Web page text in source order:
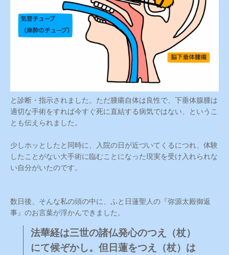
と診断・指示されました。ただ腫瘍自体は良性で、下垂体腺腫は
適切な手術をすれば今すぐ死に直結する病気ではない、というこ
とも伝えられました。
少しホッとしたと同時に、入院の日が近づいてくるにつれ、体験
したことがない大手術に臨むことになった現実を受け入れられな
い自分がいたのです。
数日後、そんな私の頭の中に、ふと日蓮聖人の『弥源太殿御返
事』のお言葉が浮かんできました。
法華経は三世の諸仏発心のつえ（杖）
にて候ぞかし。但日蓮をつえ（杖）は